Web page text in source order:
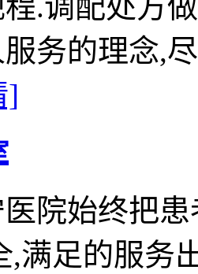
务的理念,
]
院始终把
,满足的服务